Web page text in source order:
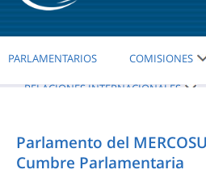
PARLAMENTARIOS COMISIONES
RELACIONES INTERNACIONALES
Parlamento del
Cumbre Parlamentaria